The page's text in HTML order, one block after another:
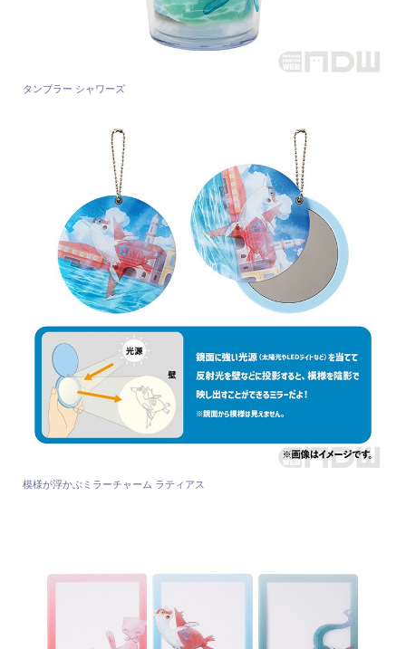
タンブラー シャワーズ
模様が浮かぶミラーチャーム ラティアス